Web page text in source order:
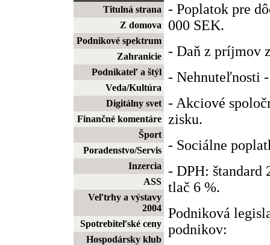
Titulná strana
Z domova
Podnikové spektrum
Zahranicie
Podnikateľ a štýl
Veda/Kultúra
Digitálny svet
Finančné komentáre
Šport
Poradenstvo/Servis
Inzercia
ASS
Veľtrhy a výstavy
2004
Spotrebiteľské ceny
Hospodársky klub
- Poplatok pre
000 SEK.
- Daň z príjmov
- Nehnuteľnosti
- Akciové
zisku.
- Sociálne
- DPH: štandard
tlač 6 %.
Podniková
podnikov: